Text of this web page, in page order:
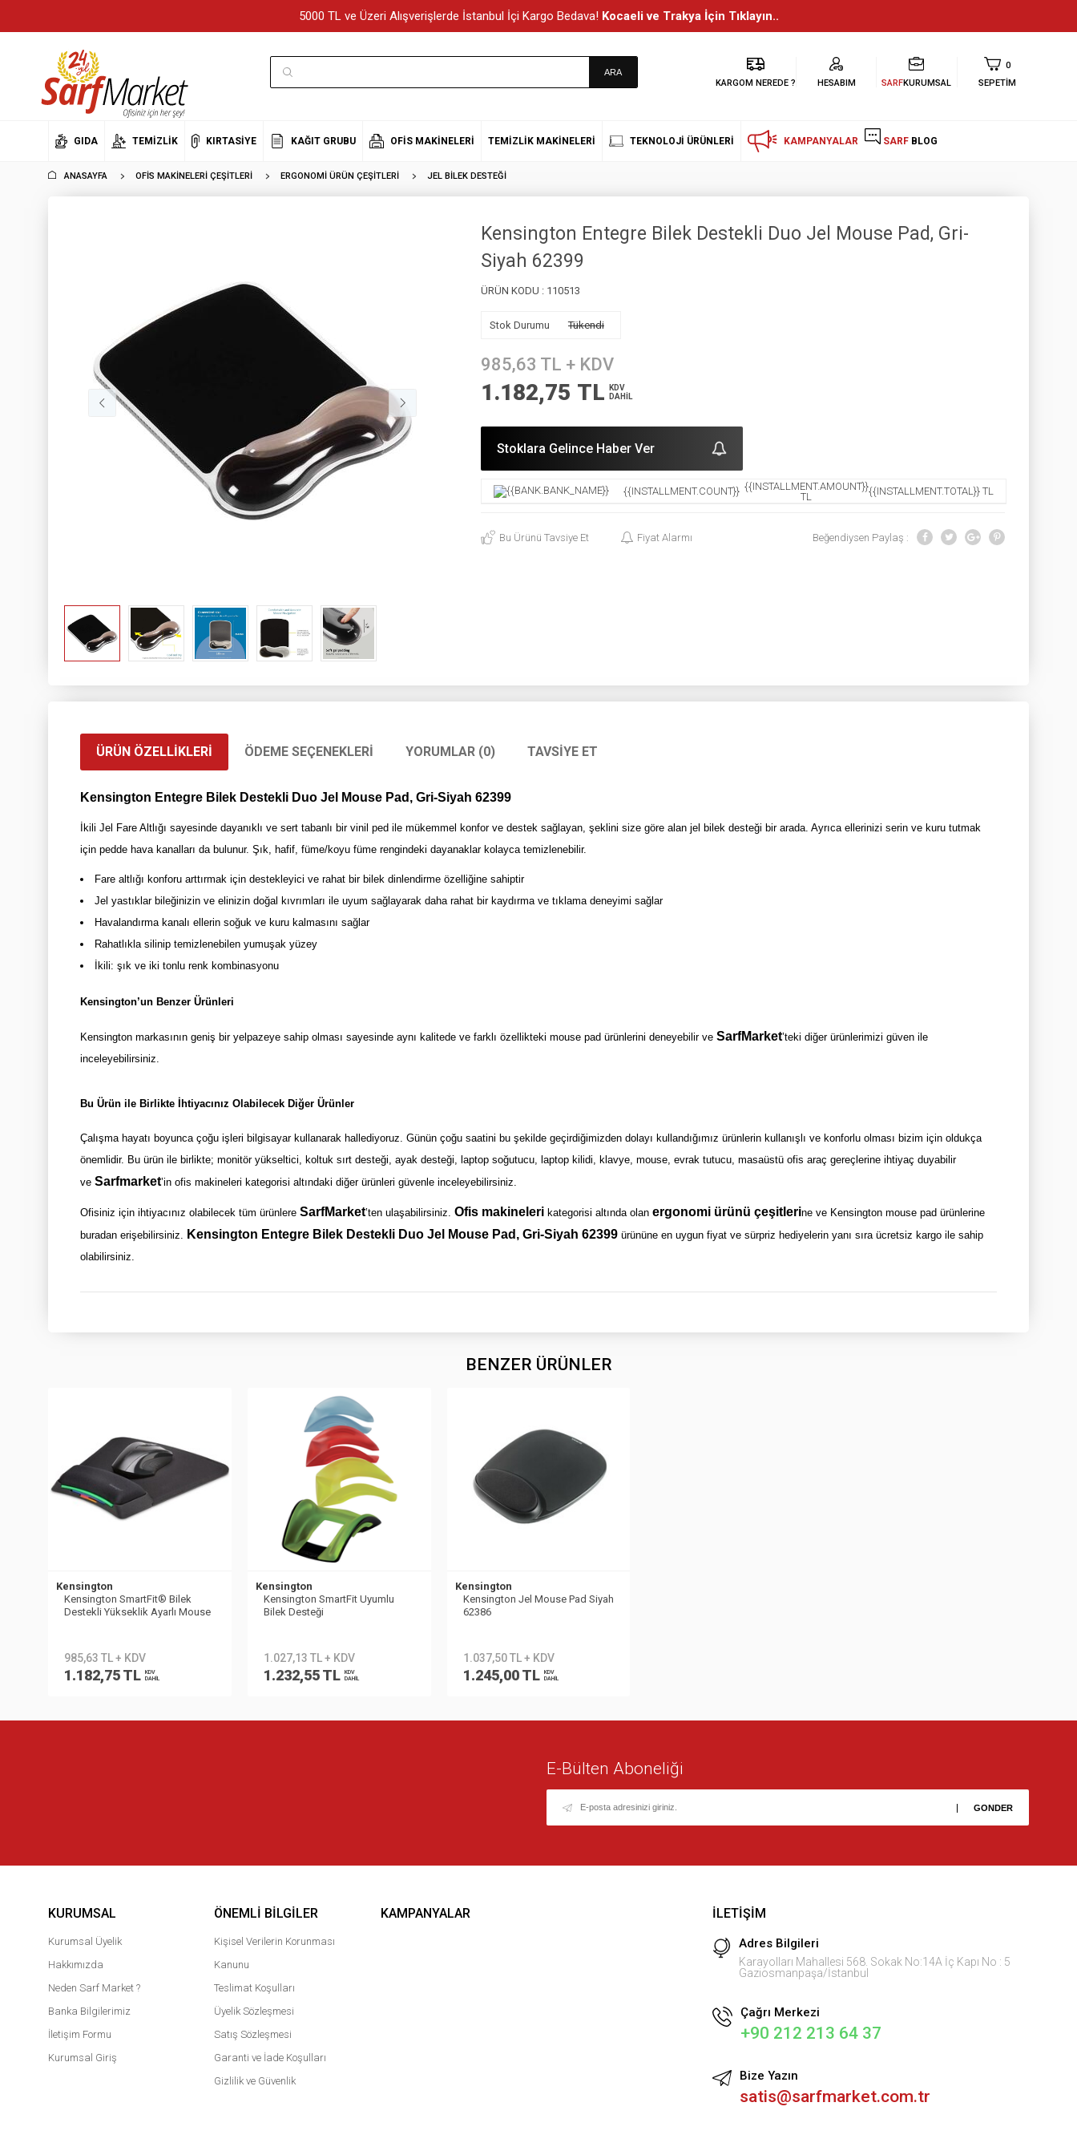
5000 TL ve Üzeri Alışverişlerde İstanbul İçi Kargo Bedava! Kocaeli ve Trakya İçin Tıklayın..
KARGOM NEREDE ? HESABIM SARFKURUMSAL
0
SEPETIM
GIDA TEMIZLIK KIRTASIYE KAĞIT GRUBU OFIS MAKINELERI TEMIZLIK MAKINELERI TEKNOLOJI ÜRÜNLERI KAMPANYALAR SARF BLOG
ANASAYFA OFIS MAKINELERI ÇEŞITLERI ERGONOMI ÜRÜN ÇEŞITLERI JEL BILEK DESTEĞI
Kensington Entegre Bilek Destekli Duo Jel Mouse Pad, Gri-
Siyah 62399
ÜRÜN KODU : 110513
Stok Durumu Tükendi
985,63 TL + KDV
1.182,75 TL
KDV
DAHİL
Stoklara Gelince Haber Ver
{{INSTALLMENT.COUNT}} {{INSTALLMENT.AMOUNT}}
TL
{{INSTALLMENT.TOTAL}} TL
Bu Ürünü Tavsiye Et Fiyat Alarmı Beğendiysen Paylaş :
ÜRÜN ÖZELLIKLERI ÖDEME SEÇENEKLERI YORUMLAR (0) TAVSIYE ET
Kensington Entegre Bilek Destekli Duo Jel Mouse Pad, Gri-Siyah 62399
İkili Jel Fare Altlığı sayesinde dayanıklı ve sert tabanlı bir vinil ped ile mükemmel konfor ve destek sağlayan, şeklini size göre alan jel bilek desteği bir arada. Ayrıca ellerinizi serin ve kuru tutmak
için pedde hava kanalları da bulunur. Şık, hafif, füme/koyu füme rengindeki dayanaklar kolayca temizlenebilir.
Fare altlığı konforu arttırmak için destekleyici ve rahat bir bilek dinlendirme özelliğine sahiptir
Jel yastıklar bileğinizin ve elinizin doğal kıvrımları ile uyum sağlayarak daha rahat bir kaydırma ve tıklama deneyimi sağlar
Havalandırma kanalı ellerin soğuk ve kuru kalmasını sağlar
Rahatlıkla silinip temizlenebilen yumuşak yüzey
İkili: şık ve iki tonlu renk kombinasyonu
Kensington’un Benzer Ürünleri
Kensington markasının geniş bir yelpazeye sahip olması sayesinde aynı kalitede ve farklı özellikteki mouse pad ürünlerini deneyebilir ve SarfMarket’teki diğer ürünlerimizi güven ile
inceleyebilirsiniz.
Bu Ürün ile Birlikte İhtiyacınız Olabilecek Diğer Ürünler
Çalışma hayatı boyunca çoğu işleri bilgisayar kullanarak hallediyoruz. Günün çoğu saatini bu şekilde geçirdiğimizden dolayı kullandığımız ürünlerin kullanışlı ve konforlu olması bizim için oldukça
önemlidir. Bu ürün ile birlikte; monitör yükseltici, koltuk sırt desteği, ayak desteği, laptop soğutucu, laptop kilidi, klavye, mouse, evrak tutucu, masaüstü ofis araç gereçlerine ihtiyaç duyabilir
ve Sarfmarket’in ofis makineleri kategorisi altındaki diğer ürünleri güvenle inceleyebilirsiniz.
Ofisiniz için ihtiyacınız olabilecek tüm ürünlere SarfMarket’ten ulaşabilirsiniz. Ofis makineleri kategorisi altında olan ergonomi ürünü çeşitlerine ve Kensington mouse pad ürünlerine
buradan erişebilirsiniz.
Kensington Entegre Bilek Destekli Duo Jel Mouse Pad, Gri-Siyah 62399 ürününe en uygun fiyat ve sürpriz hediyelerin yanı sıra ücretsiz kargo ile sahip
olabilirsiniz.
BENZER ÜRÜNLER
Kensington
Kensington SmartFit® Bilek
Destekli Yükseklik Ayarlı Mouse
985,63 TL + KDV
1.182,75 TL
KDV
DAHİL
Kensington
Kensington SmartFit Uyumlu
Bilek Desteği
1.027,13 TL + KDV
1.232,55 TL
KDV
DAHİL
Kensington
Kensington Jel Mouse Pad Siyah
62386
1.037,50 TL + KDV
1.245,00 TL
KDV
DAHİL
E-Bülten Aboneliği
KURUMSAL
Kurumsal Üyelik
Hakkımızda
Neden Sarf Market ?
Banka Bilgilerimiz
İletişim Formu
Kurumsal Giriş
ÖNEMLI BILGILER
Kişisel Verilerin Korunması
Kanunu
Teslimat Koşulları
Üyelik Sözleşmesi
Satış Sözleşmesi
Garanti ve İade Koşulları
Gizlilik ve Güvenlik
KAMPANYALAR İLETIŞIM
Adres Bilgileri
Karayolları Mahallesi 568. Sokak No:14A İç Kapı No : 5
Gaziosmanpaşa/İstanbul
Çağrı Merkezi
+90 212 213 64 37
Bize Yazın
satis@sarfmarket.com.tr